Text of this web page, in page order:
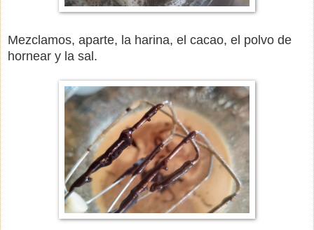
Mezclamos, aparte, la harina, el cacao, el polvo de
hornear y la sal.